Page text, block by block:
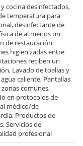
cocina desinfectados,
temperatura para
desinfectante de
de al menos un
de restauración
higienizadas entre
reciben un
Lavado de toallas y
caliente, Pantallas
comunes,
en protocolos de
médico/de
Productos de
Servicios de
profesional